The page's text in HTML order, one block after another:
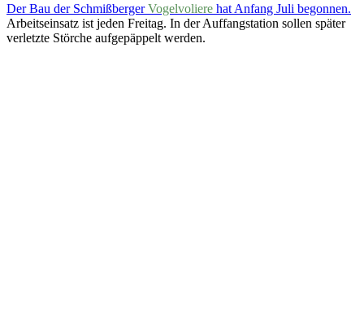
Der Bau der SchmißbergerVogelvoliere hat Anfang Juli begonnen.
Arbeitseinsatz ist jeden Freitag. In der Auffangstation sollen später
verletzte Störche aufgepäppelt werden.